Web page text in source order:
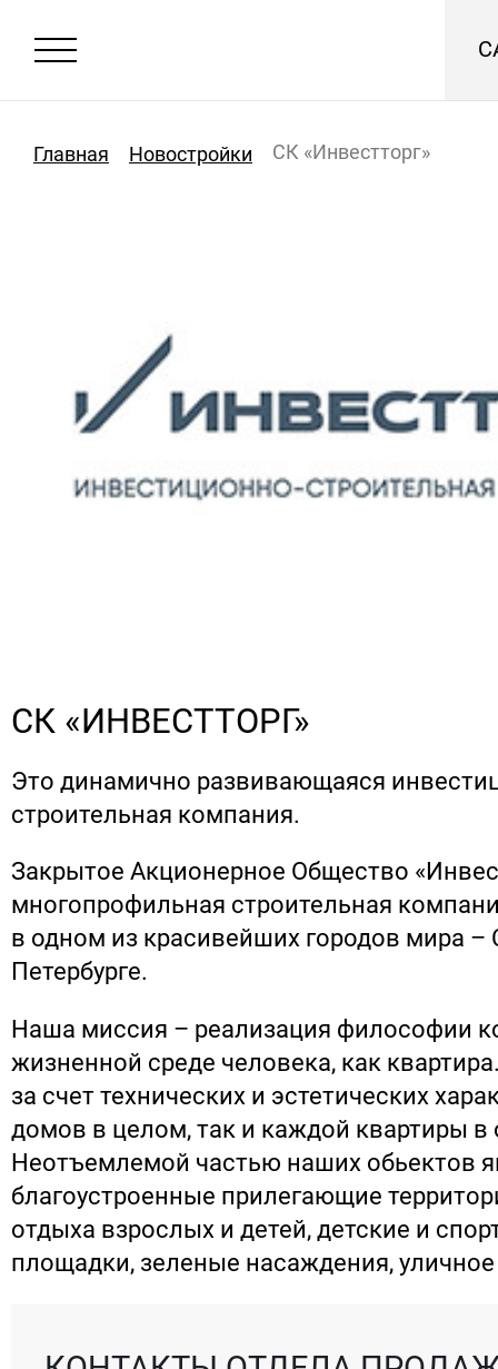
Главная Новостройки СК «Инвестторг»
СК «ИНВЕСТТОРГ»
Это динамично развивающаяся
строительная компания.
Закрытое Акционерное Общество
многопрофильная строительная
в одном из красивейших городов мира –
Петербурге.
Наша миссия – реализация философии
жизненной среде человека, как
за счет технических и эстетических
домов в целом, так и каждой квартиры в
Неотъемлемой частью наших обьектов
благоустроенные прилегающие
отдыха взрослых и детей, детские и
площадки, зеленые насаждения,